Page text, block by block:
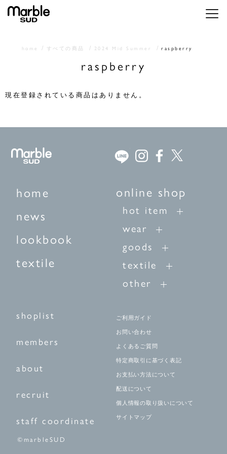
メニ
home すべての商品 2024 Mid Summer raspberry
raspberry
現在登録されている商品はありません。
home
news
lookbook
textile
online shop
hot item
wear
goods
textile
other
shoplist
members
about
recruit
staff coordinate
ご利用ガイド
お問い合わせ
よくあるご質問
特定商取引に基づく表記
お支払い方法について
配送について
個人情報の取り扱いについて
サイトマップ
©marbleSUD